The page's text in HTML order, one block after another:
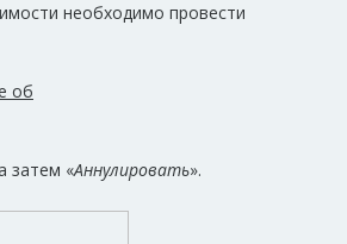
необходимо провести
об
затем «Аннулировать».